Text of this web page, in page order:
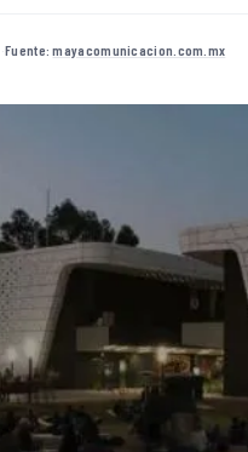
·Fuente:mayacomunicacion.com.mx